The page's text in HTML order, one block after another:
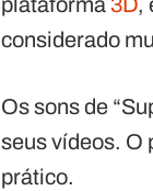
considerado
Os sons de
seus vídeos. O
prático.